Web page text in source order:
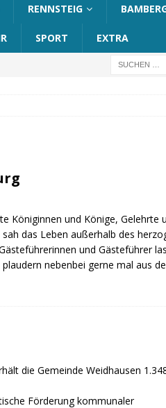
RENNSTEIG
SPORT EXTRA
Königinnen und Könige, Gelehrte
das Leben außerhalb des
und Gästeführer
nebenbei gerne mal aus
die Gemeinde Weidhausen
Förderung kommunaler